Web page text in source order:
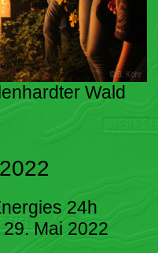
Wald
24h
Mai 2022